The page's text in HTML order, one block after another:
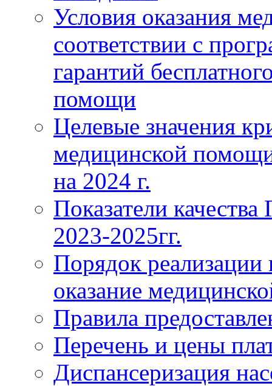
Условия оказания
соответствии с
гарантий
помощи
Целевые значения
медицинской
на 2024 г.
Показатели
2023-2025гг.
Порядок реализации
оказание
Правила
Перечень и цены
Диспансеризация